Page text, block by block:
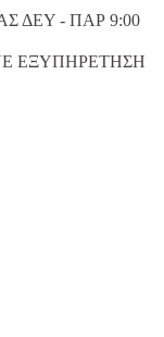
ΔΕΥ - ΠΑΡ 9:00
ΕΞΥΠΗΡΕΤΗΣH